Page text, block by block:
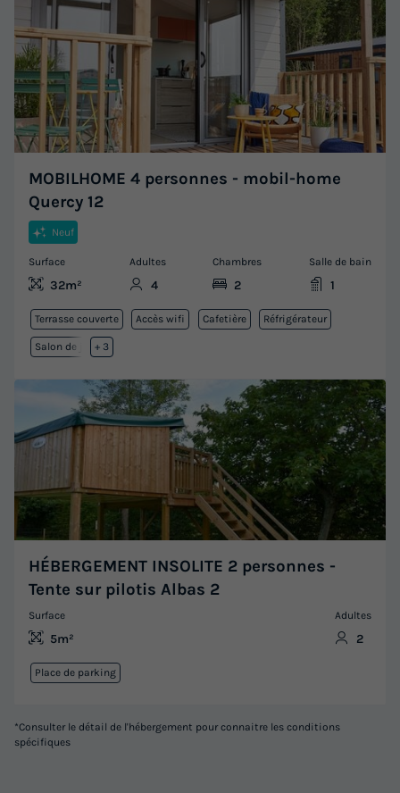
MOBILHOME 4 personnes - mobil-home
Quercy 12
Neuf
Surface
32m²
Adultes
4
Chambres
2
Salle de bain
1
Terrasse couverte Accès wifi Cafetière Réfrigérateur
Salon de jardin
+ 3
HÉBERGEMENT INSOLITE 2 personnes -
Tente sur pilotis Albas 2
Surface
5m²
Adultes
2
Place de parking
*Consulter le détail de l'hébergement pour connaitre les conditions
spécifiques